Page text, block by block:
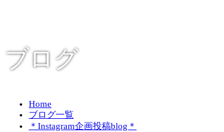
ブログ
Home
ブログ一覧
＊Instagram企画投稿blog＊